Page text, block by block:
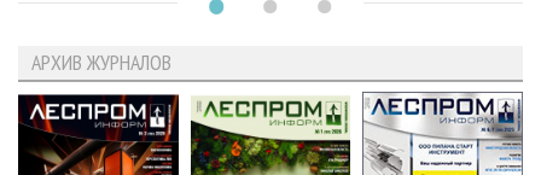
АРХИВ ЖУРНАЛОВ